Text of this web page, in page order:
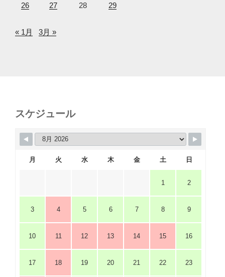
26 27 28 29
« 1月 3月 »
スケジュール
月 火 水 木 金 土 日
1 2
3 4 5 6 7 8 9
10 11 12 13 14 15 16
17 18 19 20 21 22 23